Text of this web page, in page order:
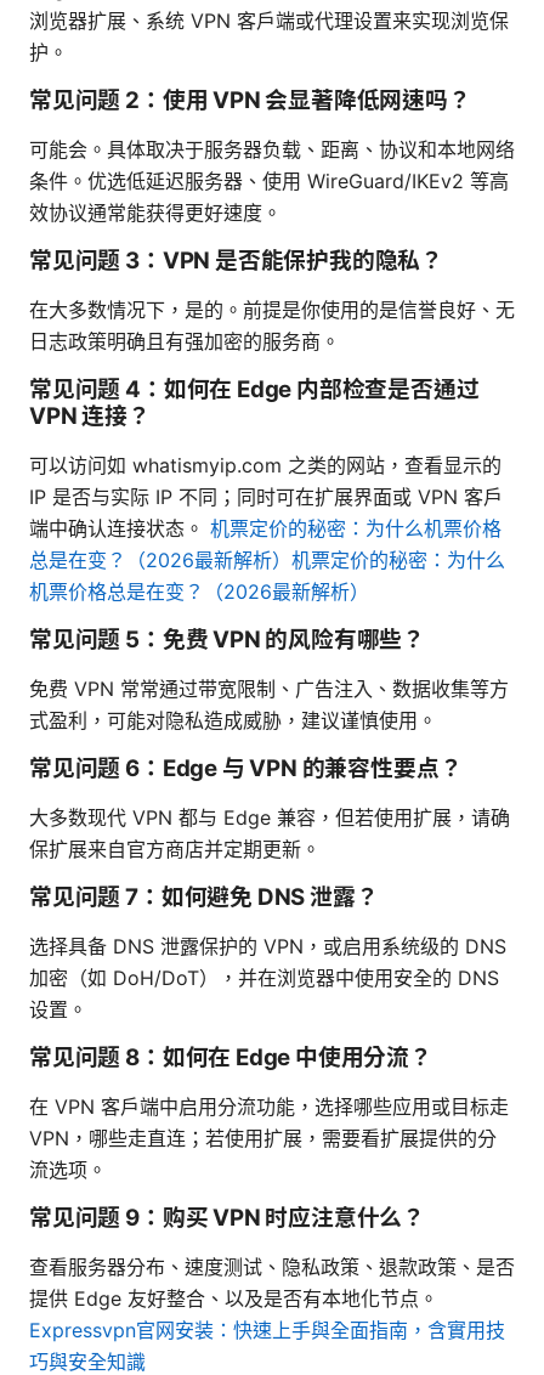
浏览器扩展、系统 VPN 客户端或代理设置来实现浏览保
护。
常见问题 2：使用 VPN 会显著降低网速吗？
可能会。具体取决于服务器负载、距离、协议和本地网络
条件。优选低延迟服务器、使用 WireGuard/IKEv2 等高
效协议通常能获得更好速度。
常见问题 3：VPN 是否能保护我的隐私？
在大多数情况下，是的。前提是你使用的是信誉良好、无
日志政策明确且有强加密的服务商。
常见问题 4：如何在 Edge 内部检查是否通过
VPN 连接？
可以访问如 whatismyip.com 之类的网站，查看显示的
IP 是否与实际 IP 不同；同时可在扩展界面或 VPN 客户
端中确认连接状态。 机票定价的秘密：为什么机票价格
总是在变？（2026最新解析）机票定价的秘密：为什么
机票价格总是在变？（2026最新解析）
常见问题 5：免费 VPN 的风险有哪些？
免费 VPN 常常通过带宽限制、广告注入、数据收集等方
式盈利，可能对隐私造成威胁，建议谨慎使用。
常见问题 6：Edge 与 VPN 的兼容性要点？
大多数现代 VPN 都与 Edge 兼容，但若使用扩展，请确
保扩展来自官方商店并定期更新。
常见问题 7：如何避免 DNS 泄露？
选择具备 DNS 泄露保护的 VPN，或启用系统级的 DNS
加密（如 DoH/DoT），并在浏览器中使用安全的 DNS
设置。
常见问题 8：如何在 Edge 中使用分流？
在 VPN 客户端中启用分流功能，选择哪些应用或目标走
VPN，哪些走直连；若使用扩展，需要看扩展提供的分
流选项。
常见问题 9：购买 VPN 时应注意什么？
查看服务器分布、速度测试、隐私政策、退款政策、是否
提供 Edge 友好整合、以及是否有本地化节点。
Expressvpn官网安装：快速上手與全面指南，含實用技
巧與安全知識